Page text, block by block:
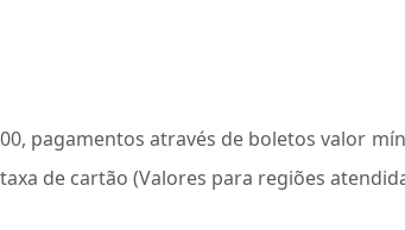
pagamentos através de boletos valor
de cartão (Valores para regiões